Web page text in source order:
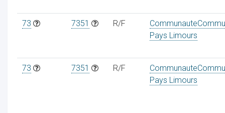
73 7351 R/F
Pays Limours
73 7351 R/F
Pays Limours